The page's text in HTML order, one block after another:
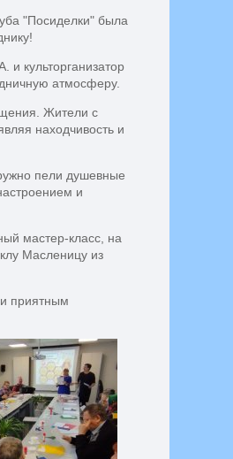
"Посиделки" была
и культорганизатор
атмосферу.
Жители с
находчивость и
пели душевные
и
мастер-класс, на
Масленицу из
приятным